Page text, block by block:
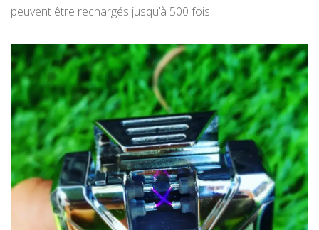
peuvent être rechargés jusqu’à 500 fois.